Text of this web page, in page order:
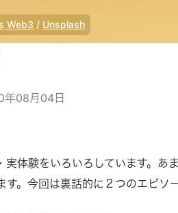
Web3 / Unsplash
年08月04日
実体験をいろいろしています。あ
す。今回は裏話的に２つのエピソ